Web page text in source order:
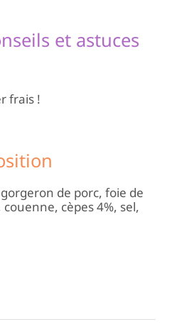
et astuces
frais !
de porc, foie de
cèpes 4%, sel,